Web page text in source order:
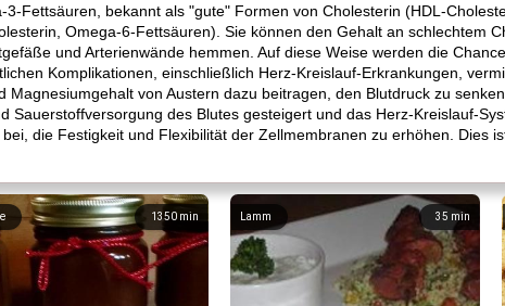
Fettsäuren, bekannt als "gute" Formen von Cholesterin (HDL-
Omega-6-Fettsäuren). Sie können den Gehalt an schlechtem
und Arterienwände hemmen. Auf diese Weise werden die
Komplikationen, einschließlich Herz-Kreislauf-Erkrankungen,
Magnesiumgehalt von Austern dazu beitragen, den Blutdruck zu
Sauerstoffversorgung des Blutes gesteigert und das Herz-Kreislauf-
die Festigkeit und Flexibilität der Zellmembranen zu erhöhen. Dies
1350 min 35 min
Lamm